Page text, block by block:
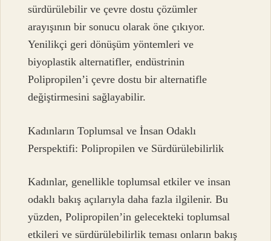
sürdürülebilir ve çevre dostu çözümler
arayışının bir sonucu olarak öne çıkıyor.
Yenilikçi geri dönüşüm yöntemleri ve
biyoplastik alternatifler, endüstrinin
Polipropilen’i çevre dostu bir alternatifle
değiştirmesini sağlayabilir.
Kadınların Toplumsal ve İnsan Odaklı
Perspektifi: Polipropilen ve Sürdürülebilirlik
Kadınlar, genellikle toplumsal etkiler ve insan
odaklı bakış açılarıyla daha fazla ilgilenir. Bu
yüzden, Polipropilen’in gelecekteki toplumsal
etkileri ve sürdürülebilirlik teması onların bakış